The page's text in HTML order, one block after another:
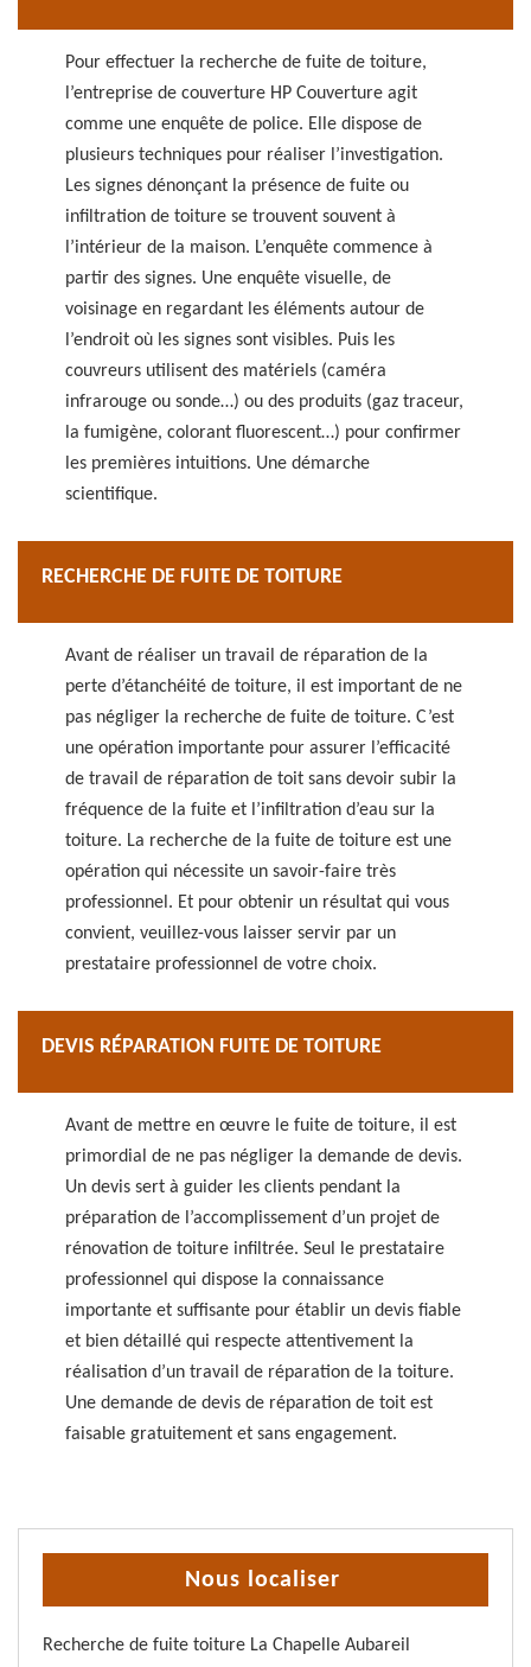
Pour effectuer la recherche de fuite de toiture,
l’entreprise de couverture HP Couverture agit
comme une enquête de police. Elle dispose de
plusieurs techniques pour réaliser l’investigation.
Les signes dénonçant la présence de fuite ou
infiltration de toiture se trouvent souvent à
l’intérieur de la maison. L’enquête commence à
partir des signes. Une enquête visuelle, de
voisinage en regardant les éléments autour de
l’endroit où les signes sont visibles. Puis les
couvreurs utilisent des matériels (caméra
infrarouge ou sonde…) ou des produits (gaz traceur,
la fumigène, colorant fluorescent…) pour confirmer
les premières intuitions. Une démarche
scientifique.
RECHERCHE DE FUITE DE TOITURE
Avant de réaliser un travail de réparation de la
perte d’étanchéité de toiture, il est important de ne
pas négliger la recherche de fuite de toiture. C’est
une opération importante pour assurer l’efficacité
de travail de réparation de toit sans devoir subir la
fréquence de la fuite et l’infiltration d’eau sur la
toiture. La recherche de la fuite de toiture est une
opération qui nécessite un savoir-faire très
professionnel. Et pour obtenir un résultat qui vous
convient, veuillez-vous laisser servir par un
prestataire professionnel de votre choix.
DEVIS RÉPARATION FUITE DE TOITURE
Avant de mettre en œuvre le fuite de toiture, il est
primordial de ne pas négliger la demande de devis.
Un devis sert à guider les clients pendant la
préparation de l’accomplissement d’un projet de
rénovation de toiture infiltrée. Seul le prestataire
professionnel qui dispose la connaissance
importante et suffisante pour établir un devis fiable
et bien détaillé qui respecte attentivement la
réalisation d’un travail de réparation de la toiture.
Une demande de devis de réparation de toit est
faisable gratuitement et sans engagement.
Nous localiser
Recherche de fuite toiture La Chapelle Aubareil